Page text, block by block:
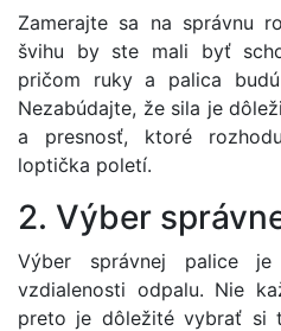
Zamerajte sa na správnu
švihu by ste mali byť
pričom ruky a palica
Nezabúdajte, že sila je
a presnosť, ktoré
loptička poletí.
2. Výber
Výber správnej palice
vzdialenosti odpalu. Nie
preto je dôležité vybrať si